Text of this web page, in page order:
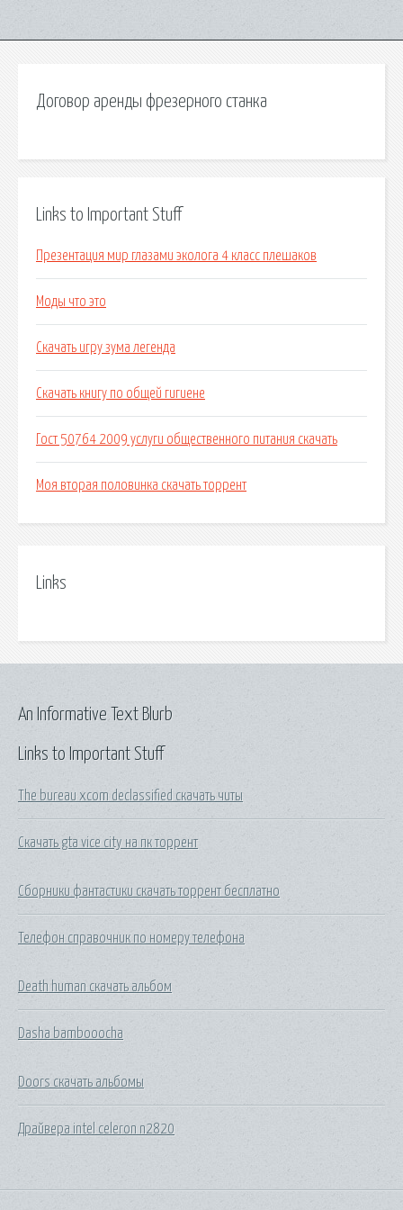
Договор аренды фрезерного станка
Links to Important Stuff
Презентация мир глазами эколога 4 класс плешаков
Моды что это
Скачать игру зума легенда
Скачать книгу по общей гигиене
Гост 50764 2009 услуги общественного питания скачать
Моя вторая половинка скачать торрент
Links
Links to Important Stuff
The bureau xcom declassified скачать читы
Скачать gta vice city на пк торрент
Сборники фантастики скачать торрент бесплатно
Телефон справочник по номеру телефона
Death human скачать альбом
Dasha bambooocha
Doors скачать альбомы
Драйвера intel celeron n2820
An Informative Text Blurb